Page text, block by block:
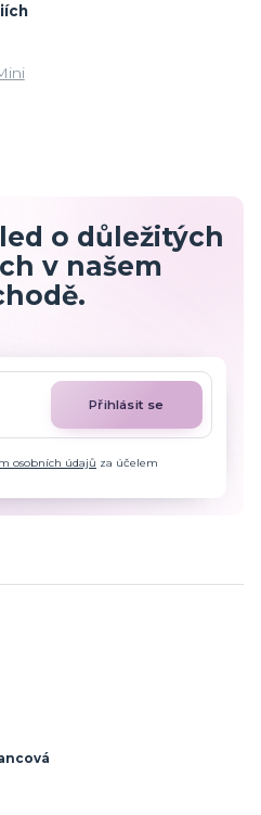
o důležitých
v našem
Přihlásit se
osobních údajů za účelem